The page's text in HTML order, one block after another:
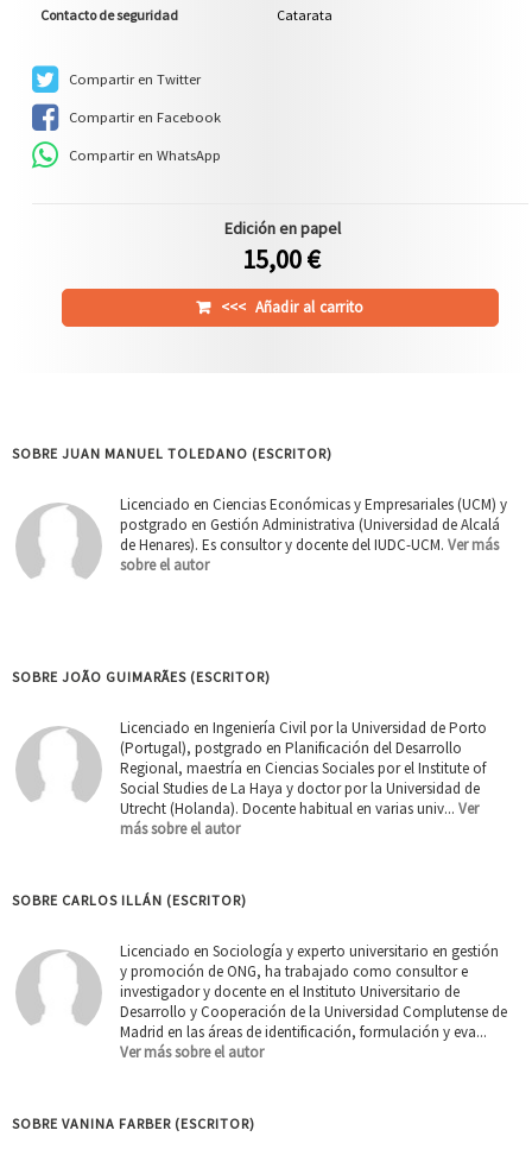
Contacto de seguridad
Catarata
Compartir en Twitter
Compartir en Facebook
Compartir en WhatsApp
Edición en papel
15,00 €
<<< Añadir al carrito
SOBRE JUAN MANUEL TOLEDANO (ESCRITOR)
Licenciado en Ciencias Económicas y Empresariales (UCM) y
postgrado en Gestión Administrativa (Universidad de Alcalá
de Henares). Es consultor y docente del IUDC-UCM. Ver más
sobre el autor
SOBRE JOÃO GUIMARÃES (ESCRITOR)
Licenciado en Ingeniería Civil por la Universidad de Porto
(Portugal), postgrado en Planificación del Desarrollo
Regional, maestría en Ciencias Sociales por el Institute of
Social Studies de La Haya y doctor por la Universidad de
Utrecht (Holanda). Docente habitual en varias univ... Ver
más sobre el autor
SOBRE CARLOS ILLÁN (ESCRITOR)
Licenciado en Sociología y experto universitario en gestión
y promoción de ONG, ha trabajado como consultor e
investigador y docente en el Instituto Universitario de
Desarrollo y Cooperación de la Universidad Complutense de
Madrid en las áreas de identificación, formulación y eva...
Ver más sobre el autor
SOBRE VANINA FARBER (ESCRITOR)